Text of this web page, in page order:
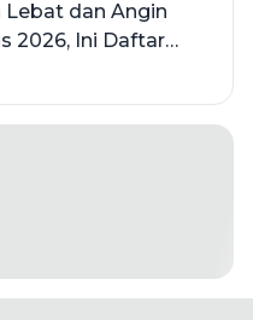
Lebat dan Angin
2026, Ini Daftar